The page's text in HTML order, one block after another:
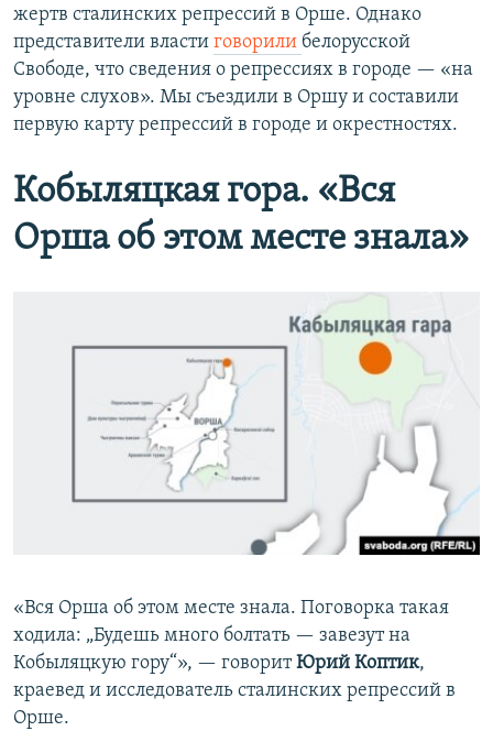
жертв сталинских репрессий в Орше. Однако
представители власти говорили белорусской
Свободе, что сведения о репрессиях в городе — «на
уровне слухов». Мы съездили в Оршу и составили
первую карту репрессий в городе и окрестностях.
Кобыляцкая гора. «Вся
Орша об этом месте знала»
«Вся Орша об этом месте знала. Поговорка такая
ходила: „Будешь много болтать — завезут на
Кобыляцкую гору“», — говоритЮрий Коптик,
краевед и исследователь сталинских репрессий в
Орше.